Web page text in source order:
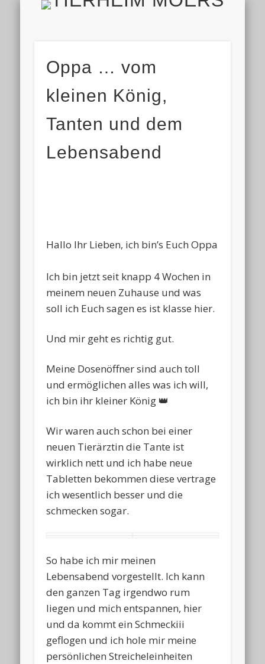
HOME
AKTUELL
ALLE TIERE
HELFEN
TIERHEIM & VEREIN
VIELEN DANK!
IMPRESSUM & DATENSCHUTZ
FINDEFIX
Oppa … vom
kleinen König,
Tanten und dem
Lebensabend
Hallo Ihr Lieben, ich bin’s Euch Oppa
Ich bin jetzt seit knapp 4 Wochen in
meinem neuen Zuhause und was
soll ich Euch sagen es ist klasse hier.
Und mir geht es richtig gut.
Meine Dosenöffner sind auch toll
und ermöglichen alles was ich will,
ich bin ihr kleiner König 👑
Wir waren auch schon bei einer
neuen Tierärztin die Tante ist
wirklich nett und ich habe neue
Tabletten bekommen diese vertrage
ich wesentlich besser und die
schmecken sogar.
So habe ich mir meinen
Lebensabend vorgestellt. Ich kann
den ganzen Tag irgendwo rum
liegen und mich entspannen, hier
und da kommt ein Schmeckiii
geflogen und ich hole mir meine
persönlichen Streicheleinheiten